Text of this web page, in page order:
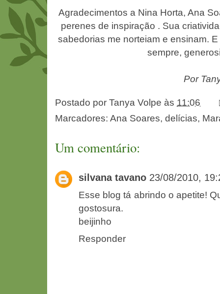
Agradecimentos a Nina Horta, Ana
perenes de inspiração . Sua
sabedorias me norteiam e ensinam.
sempre,
Por
Postado por Tanya Volpe às 11:06
Marcadores: Ana Soares, delícias,
Um comentário:
silvana tavano 23/08/2010,
Esse blog tá abrindo o apetite!
gostosura.
beijinho
Responder